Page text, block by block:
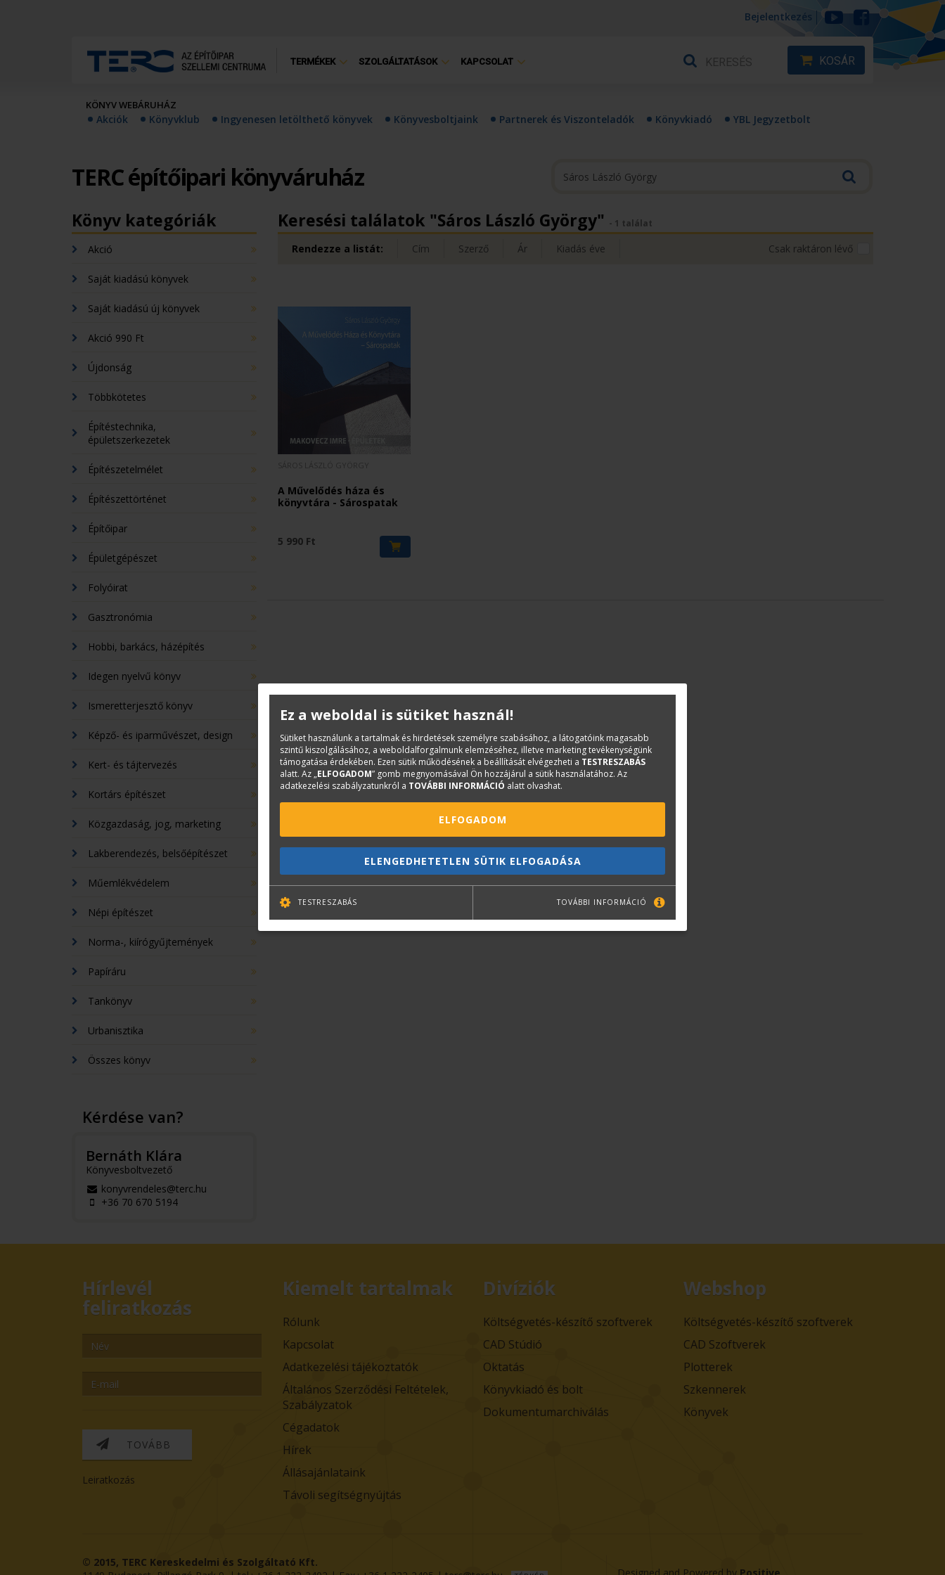
Bejelentkezés
TERMÉKEK SZOLGÁLTATÁSOK KAPCSOLAT KOSÁR
KÖNYV WEBÁRUHÁZ
Akciók Könyvklub Ingyenesen letölthető könyvek Könyvesboltjaink Partnerek és Viszonteladók Könyvkiadó YBL Jegyzetbolt
TERC építőipari könyváruház
Könyv kategóriák
Akció
Saját kiadású könyvek
Saját kiadású új könyvek
Akció 990 Ft
Újdonság
Többkötetes
Építéstechnika,
épületszerkezetek
Építészetelmélet
Építészettörténet
Építőipar
Épületgépészet
Folyóirat
Gasztronómia
Hobbi, barkács, házépítés
Idegen nyelvű könyv
Ismeretterjesztő könyv
Képző- és iparművészet, design
Kert- és tájtervezés
Kortárs építészet
Közgazdaság, jog, marketing
Lakberendezés, belsőépítészet
Műemlékvédelem
Népi építészet
Norma-, kiírógyűjtemények
Papíráru
Tankönyv
Urbanisztika
Összes könyv
Kérdése van?
Bernáth Klára
Könyvesboltvezető
konyvrendeles@terc.hu
+36 70 670 5194
Keresési találatok "Sáros László György" - 1 találat
Rendezze a listát: Cím Szerző Ár Kiadás éve Csak raktáron lévő
A Művelődés háza és
könyvtára - Sárospatak
5 990 Ft
Hírlevél
feliratkozás
TOVÁBB
Leiratkozás
Kiemelt tartalmak
Rólunk
Kapcsolat
Adatkezelési tájékoztatók
Általános Szerződési Feltételek,
Szabályzatok
Cégadatok
Hírek
Állásajánlataink
Távoli segítségnyújtás
Divíziók
Költségvetés-készítő szoftverek
CAD Stúdió
Oktatás
Könyvkiadó és bolt
Dokumentumarchiválás
Webshop
Költségvetés-készítő szoftverek
CAD Szoftverek
Plotterek
Szkennerek
Könyvek
© 2015, TERC Kereskedelmi és Szolgáltató Kft.
Ez a weboldal is sütiket használ!
Sütiket használunk a tartalmak és hirdetések személyre szabásához, a látogatóink magasabb
szintű kiszolgálásához, a weboldalforgalmunk elemzéséhez, illetve marketing tevékenységünk
támogatása érdekében. Ezen sütik működésének a beállítását elvégezheti a TESTRESZABÁS
alatt. Az „ELFOGADOM” gomb megnyomásával Ön hozzájárul a sütik használatához. Az
adatkezelési szabályzatunkról a TOVÁBBI INFORMÁCIÓ alatt olvashat.
ELFOGADOM
ELENGEDHETETLEN SÜTIK ELFOGADÁSA
TESTRESZABÁS TOVÁBBI INFORMÁCIÓ